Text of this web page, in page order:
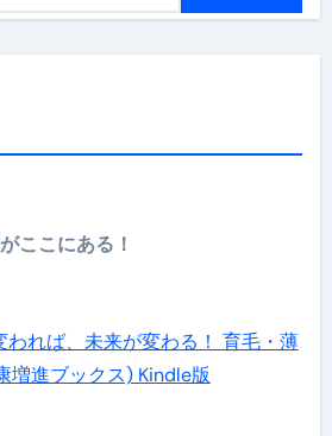
ここにある！
われば、未来が変わる！ 育毛・薄
増進ブックス) Kindle版